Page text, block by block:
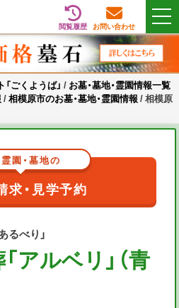
イト「ごくようば」
閲覧履歴 お問い合わせ
ごくようば」 / お墓・墓地・霊園情報一覧
/相模原市のお墓・墓地・霊園情報 /相模原
るべり」
アルベリ」（青
園・墓地の
求・見学予約